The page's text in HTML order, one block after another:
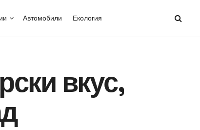
Автомобили Екология
вкус,